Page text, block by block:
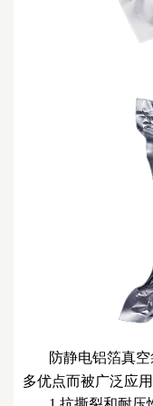
防静电铝箔真
多优点而被广泛应用